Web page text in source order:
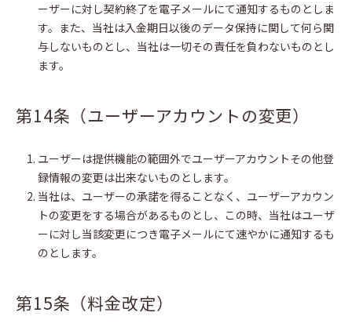
ーザーに対し契約終了を電子メールにて通知するものとしま
す。また、当社は入金期日以後のデータ保持に関して何ら関
与しないものとし、当社は一切その責任を負わないものとし
ます。
第14条（ユーザーアカウントの変更）
ユーザーは提供機能の範囲外でユーザーアカウントその他登
録情報の変更は出来ないものとします。
当社は、ユーザーの承諾を得ることなく、ユーザーアカウン
トの変更をする場合があるものとし、この時、当社はユーザ
ーに対し当該変更につき電子メールにて速やかに通知するも
のとします。
第15条（料金改定）